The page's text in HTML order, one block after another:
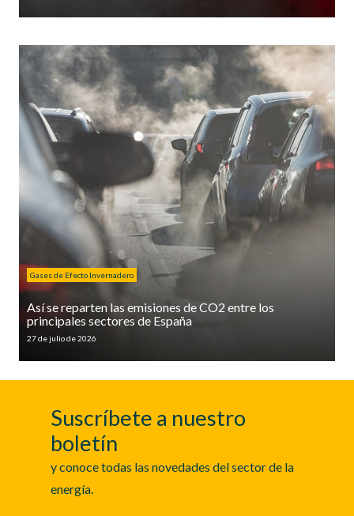
Gases de Efecto Invernadero
Así se reparten las emisiones de CO2 entre los
principales sectores de España
27 de julio de 2026
Suscríbete a nuestro
boletín
y conoce todas las novedades del sector de la
energía.